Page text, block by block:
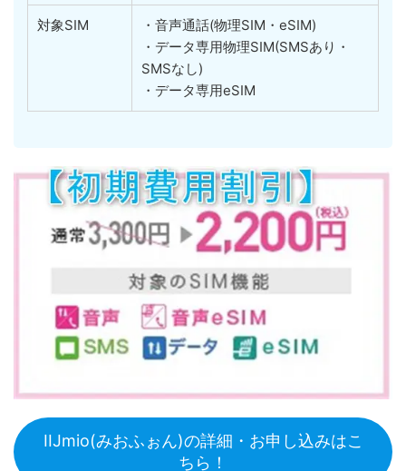
対象SIM
・音声通話(物理SIM・eSIM)
・データ専用物理SIM(SMSあり・
SMSなし)
・データ専用eSIM
IIJmio(みおふぉん)の詳細・お申し込みはこ
ちら！